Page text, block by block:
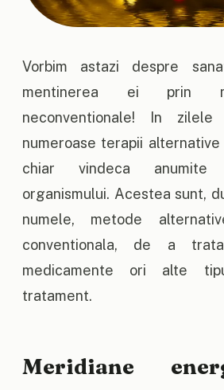
Vorbim astazi despre
mentinerea ei prin
neconventionale! In
numeroase terapii
chiar vindeca
organismului. Acestea sunt,
numele, metode
conventionala, de a
medicamente ori alte
tratament.
Meridiane